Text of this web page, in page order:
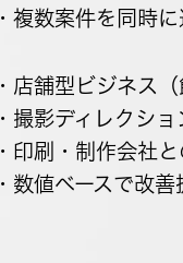
・複数案件を同時
・店舗型ビジネス
・撮影ディレクシ
・印刷・制作会社
・数値ベースで改